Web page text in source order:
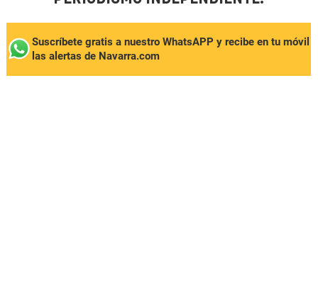
Suscríbete gratis a nuestro WhatsAPP y recibe en tu móvil
las alertas de Navarra.com